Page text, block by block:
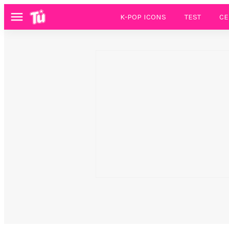
Menú K-POP ICONS TEST